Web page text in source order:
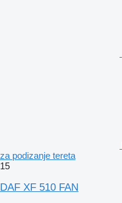
za podizanje tereta
15
DAF XF 510 FAN